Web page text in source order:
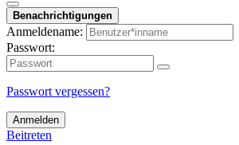
Benachrichtigungen
Anmeldename:
Passwort:
Passwort vergessen?
Anmelden
Beitreten